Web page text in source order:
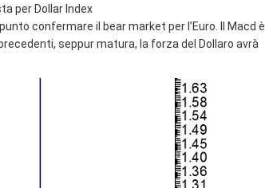
per Dollar Index
confermare il bear market per l’Euro. Il Macd è
seppur matura, la forza del Dollaro avrà